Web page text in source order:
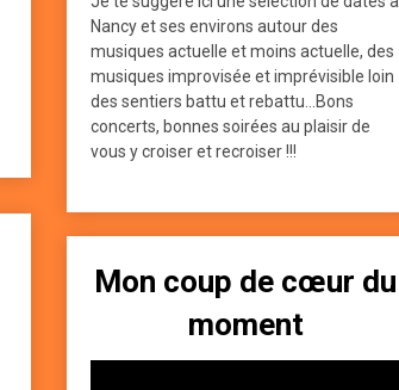
Nancy et ses environs autour des
musiques actuelle et moins actuelle, des
musiques improvisée et imprévisible loin
des sentiers battu et rebattu...Bons
concerts, bonnes soirées au plaisir de
vous y croiser et recroiser !!!
Mon coup de cœur du
moment